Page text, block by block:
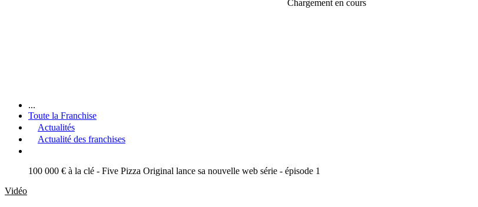
Chargement en cours
...
Toute la Franchise
Actualités
Actualité des franchises
100 000 € à la clé - Five Pizza Original lance sa nouvelle web série - épisode 1
Vidéo